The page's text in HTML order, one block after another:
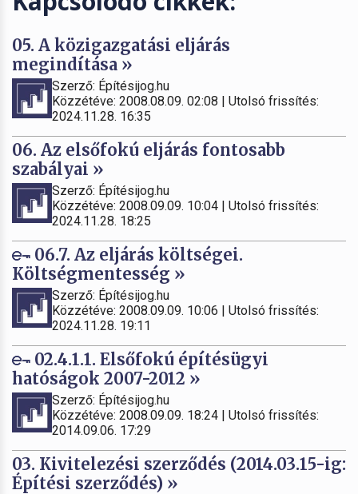
05. A közigazgatási eljárás
megindítása »
Szerző: Építésijog.hu
Közzétéve: 2008.08.09. 02:08 | Utolsó frissítés:
2024.11.28. 16:35
06. Az elsőfokú eljárás fontosabb
szabályai »
Szerző: Építésijog.hu
Közzétéve: 2008.09.09. 10:04 | Utolsó frissítés:
2024.11.28. 18:25
06.7. Az eljárás költségei.
Költségmentesség »
Szerző: Építésijog.hu
Közzétéve: 2008.09.09. 10:06 | Utolsó frissítés:
2024.11.28. 19:11
02.4.1.1. Elsőfokú építésügyi
hatóságok 2007-2012 »
Szerző: Építésijog.hu
Közzétéve: 2008.09.09. 18:24 | Utolsó frissítés:
2014.09.06. 17:29
03. Kivitelezési szerződés (2014.03.15-ig:
Építési szerződés) »